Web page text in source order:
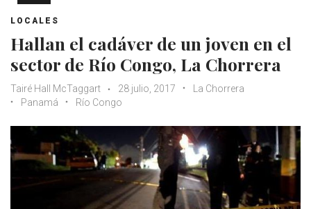
LOCALES
Hallan el cadáver de un joven en el
sector de Río Congo, La Chorrera
Tairé Hall McTaggart 28 julio, 2017
La Chorrera
Panamá
Río Congo